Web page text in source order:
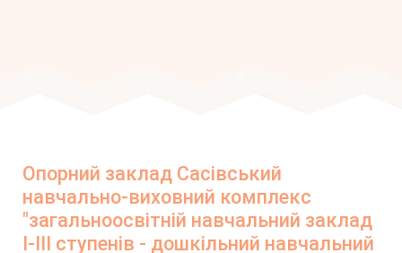
Опорний заклад Сасівський
навчально-виховний комплекс
"загальноосвітній навчальний заклад
І-ІІІ ступенів - дошкільний навчальний